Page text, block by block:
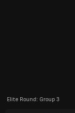
Elite Round: Group 3